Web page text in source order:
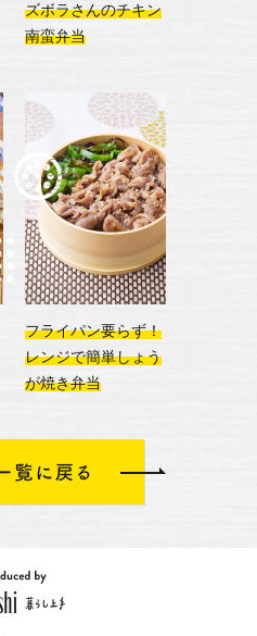
ズボラさんのチキン
南蛮弁当
フライパン要らず！
レンジで簡単しょう
が焼き弁当